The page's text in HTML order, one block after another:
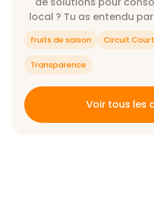
local ? Tu as entendu
tu ne sais pas
Alors cet article est
fruits de saison Circuit Court
Transparence
Voir tous les